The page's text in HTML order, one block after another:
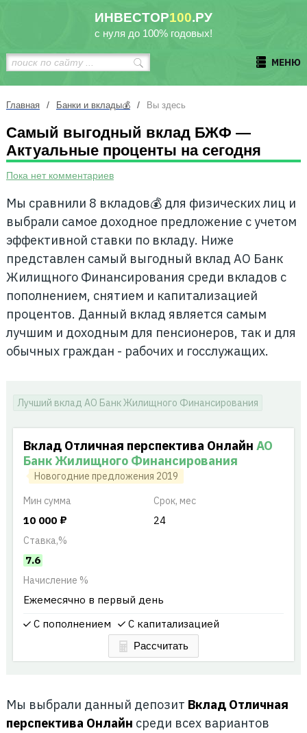
ИНВЕСТОР100.РУ
с нуля до 100% годовых!
МЕНЮ
Главная / Банки и вклады💰 / Вы здесь
Самый выгодный вклад БЖФ —
Актуальные проценты на сегодня
Пока нет комментариев
Мы сравнили 8 вкладов💰 для физических лиц и
выбрали самое доходное предложение с учетом
эффективной ставки по вкладу. Ниже
представлен самый выгодный вклад АО Банк
Жилищного Финансирования среди вкладов с
пополнением, снятием и капитализацией
процентов. Данный вклад является самым
лучшим и доходным для пенсионеров, так и для
обычных граждан - рабочих и госслужащих.
Лучший вклад АО Банк Жилищного Финансирования
Вклад Отличная перспектива Онлайн АО
Банк Жилищного Финансирования
Новогодние предложения 2019
Мин сумма
10 000 ₽
Ставка,%
7.6
Срок, мес
24
Начисление %
Ежемесячно в первый день
С пополнением
С капитализацией
Мы выбрали данный депозит Вклад Отличная
перспектива Онлайн среди всех вариантов